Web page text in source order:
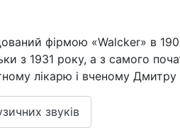
фірмою «Walcker» в
з 1931 року, а з самого
лікарю і вченому
звуків